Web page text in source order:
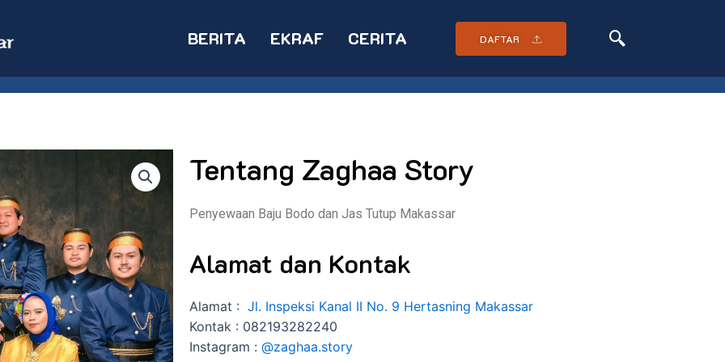
BERITA EKRAF CERITA DAFTAR
Tentang Zaghaa Story
Penyewaan Baju Bodo dan Jas Tutup Makassar
Alamat dan Kontak
Alamat : Jl. Inspeksi Kanal II No. 9 Hertasning Makassar
Kontak : 082193282240
Instagram : @zaghaa.story